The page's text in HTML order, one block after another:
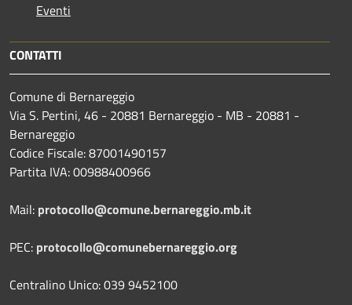
Eventi
CONTATTI
Comune di Bernareggio
Via S. Pertini, 46 - 20881 Bernareggio - MB - 20881 -
Bernareggio
Codice Fiscale: 87001490157
Partita IVA: 00988400966
Mail: protocollo@comune.bernareggio.mb.it
PEC: protocollo@comunebernareggio.org
Centralino Unico: 039 9452100